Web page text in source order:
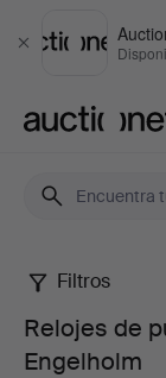
Cerrar
Relojes
de
Filtros
Relojes de
Engelholm